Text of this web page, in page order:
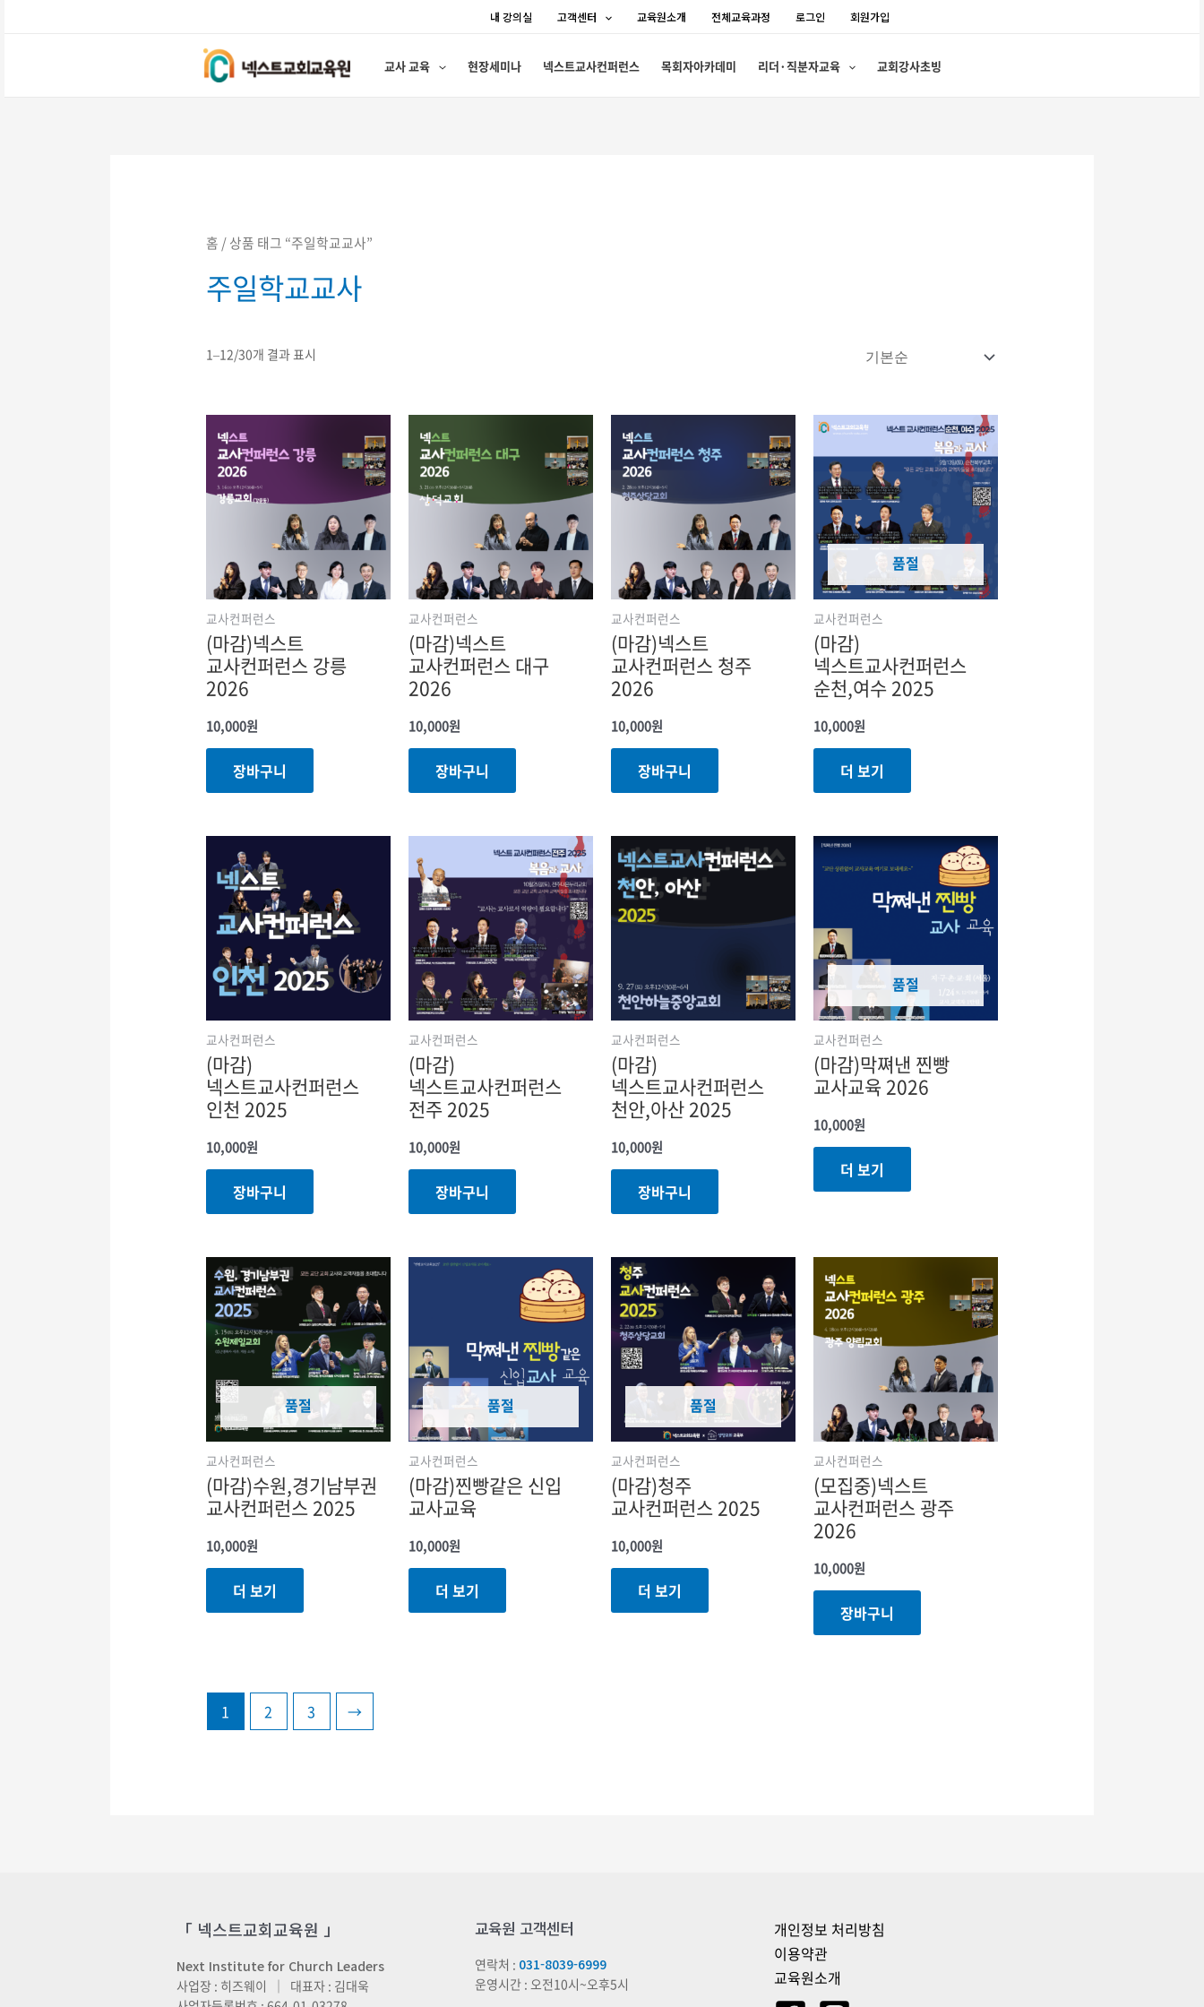
내 강의실 고객센터 교육원소개 전체교육과정 로그인 회원가입
교사 교육 현장세미나 넥스트교사컨퍼런스 목회자아카데미 리더·직분자교육 교회강사초빙
홈 / 상품 태그 “주일학교교사”
주일학교교사
1–12/30개 결과 표시
교사컨퍼런스
(마감)넥스트
교사컨퍼런스 강릉
2026
10,000원
장바구니
교사컨퍼런스
(마감)넥스트
교사컨퍼런스 대구
2026
10,000원
장바구니
교사컨퍼런스
(마감)넥스트
교사컨퍼런스 청주
2026
10,000원
장바구니
품절
교사컨퍼런스
(마감)
넥스트교사컨퍼런스
순천,여수 2025
10,000원
더 보기
교사컨퍼런스
(마감)
넥스트교사컨퍼런스
인천 2025
10,000원
장바구니
교사컨퍼런스
(마감)
넥스트교사컨퍼런스
전주 2025
10,000원
장바구니
교사컨퍼런스
(마감)
넥스트교사컨퍼런스
천안,아산 2025
10,000원
장바구니
품절
교사컨퍼런스
(마감)막쪄낸 찐빵
교사교육 2026
10,000원
더 보기
품절
교사컨퍼런스
(마감)수원,경기남부권
교사컨퍼런스 2025
10,000원
더 보기
품절
교사컨퍼런스
(마감)찐빵같은 신입
교사교육
10,000원
더 보기
품절
교사컨퍼런스
(마감)청주
교사컨퍼런스 2025
10,000원
더 보기
교사컨퍼런스
(모집중)넥스트
교사컨퍼런스 광주
2026
10,000원
장바구니
1 2 3 →
「 넥스트교회교육원 」
Next Institute for Church Leaders
사업장 : 히즈웨이 ｜ 대표자 : 김대욱
교육원 고객센터
연락처 : 031-8039-6999
운영시간 : 오전10시~오후5시
개인정보 처리방침
이용약관
교육원소개